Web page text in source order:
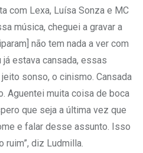
com Lexa, Luísa Sonza e MC
música, cheguei a gravar a
não tem nada a ver com
estava cansada, essas
sonso, o cinismo. Cansada
Aguentei muita coisa de boca
que seja a última vez que
e falar desse assunto. Isso
ruim”, diz Ludmilla.